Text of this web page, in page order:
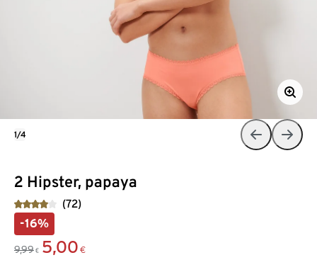
2 Hipster, papaya
(72)
-16%
9,99 € 5,00 €
1/4